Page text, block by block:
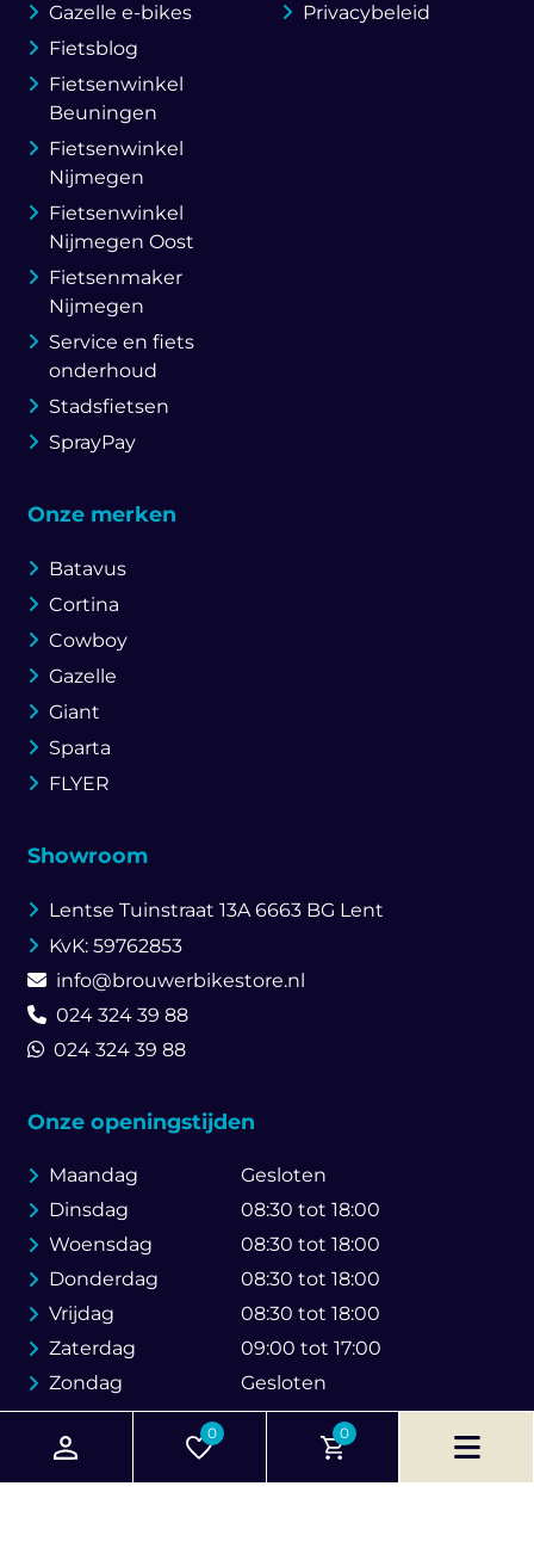
0 0
Gazelle e-bikes
Fietsblog
Fietsenwinkel
Beuningen
Fietsenwinkel
Nijmegen
Fietsenwinkel
Nijmegen Oost
Fietsenmaker
Nijmegen
Service en fiets
onderhoud
Stadsfietsen
SprayPay
Privacybeleid
Onze merken
Batavus
Cortina
Cowboy
Gazelle
Giant
Sparta
FLYER
Showroom
Lentse Tuinstraat 13A6663 BG Lent
KvK: 59762853
info@brouwerbikestore.nl
024 324 39 88
024 324 39 88
Onze openingstijden
Maandag
Gesloten
Dinsdag
08:30 tot 18:00
Woensdag
08:30 tot 18:00
Donderdag
08:30 tot 18:00
Vrijdag
08:30 tot 18:00
Zaterdag
09:00 tot 17:00
Zondag
Gesloten